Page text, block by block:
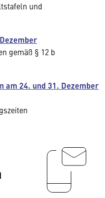
und
gemäß § 12 b
am 24. und 31. Dezember